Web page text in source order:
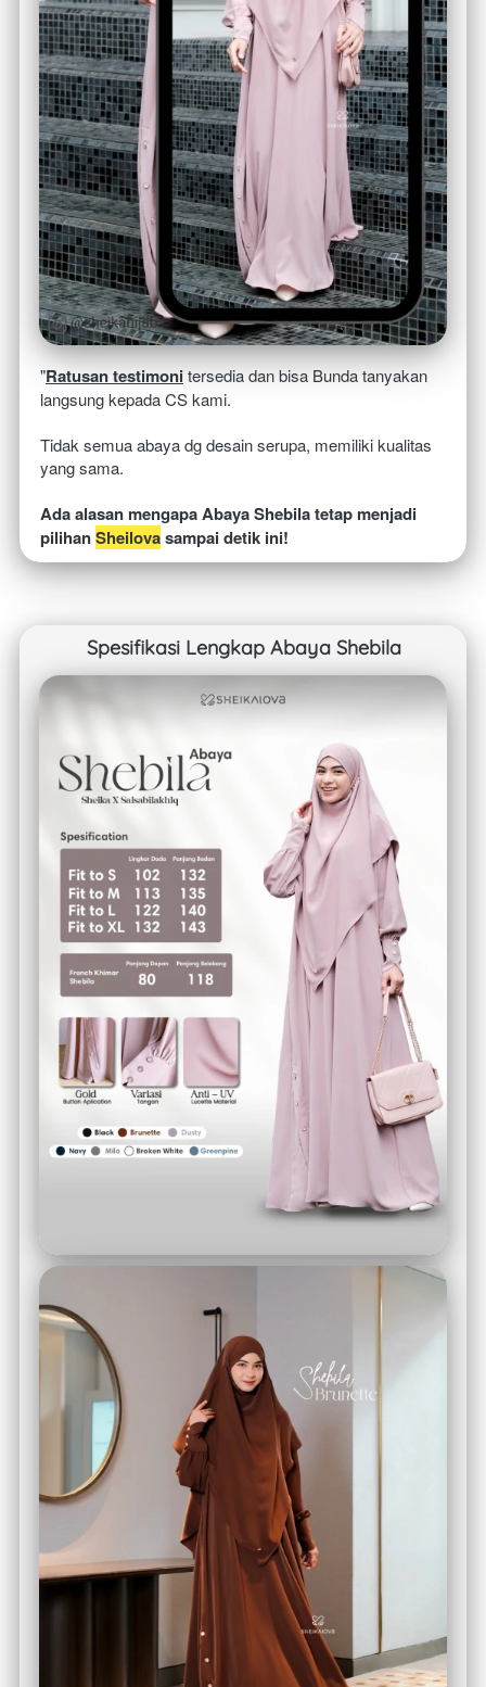
"Ratusan testimoni tersedia dan bisa Bunda tanyakan
langsung kepada CS kami.
Tidak semua abaya dg desain serupa, memiliki kualitas
yang sama.
Ada alasan mengapa Abaya Shebila tetap menjadi
pilihan Sheilova sampai detik ini!
Spesifikasi Lengkap Abaya Shebila